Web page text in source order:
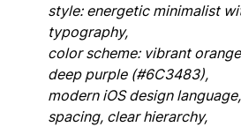
style: energetic minimalist
typography,
color scheme: vibrant
deep purple (#6C3483),
modern iOS design
spacing, clear hierarchy,